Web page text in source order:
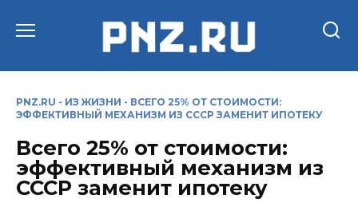
PNZ.RU - ИЗ ЖИЗНИ - ВСЕГО 25% ОТ СТОИМОСТИ:
ЭФФЕКТИВНЫЙ МЕХАНИЗМ ИЗ СССР ЗАМЕНИТ ИПОТЕКУ
Всего 25% от стоимости:
эффективный механизм из
СССР заменит ипотеку